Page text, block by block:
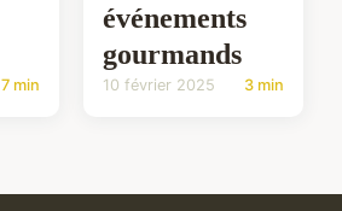
7 min
événements
gourmands
10 février 2025 3 min